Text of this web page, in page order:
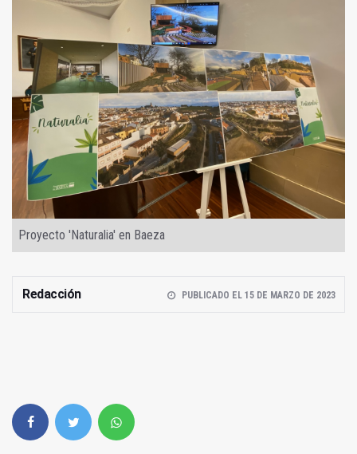
Proyecto 'Naturalia' en Baeza
Redacción PUBLICADO EL 15 DE MARZO DE 2023